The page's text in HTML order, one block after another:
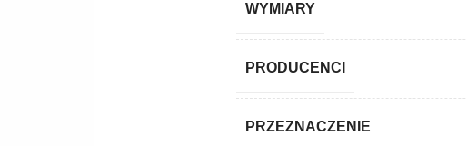
WYMIARY
PRODUCENCI
PRZEZNACZENIE